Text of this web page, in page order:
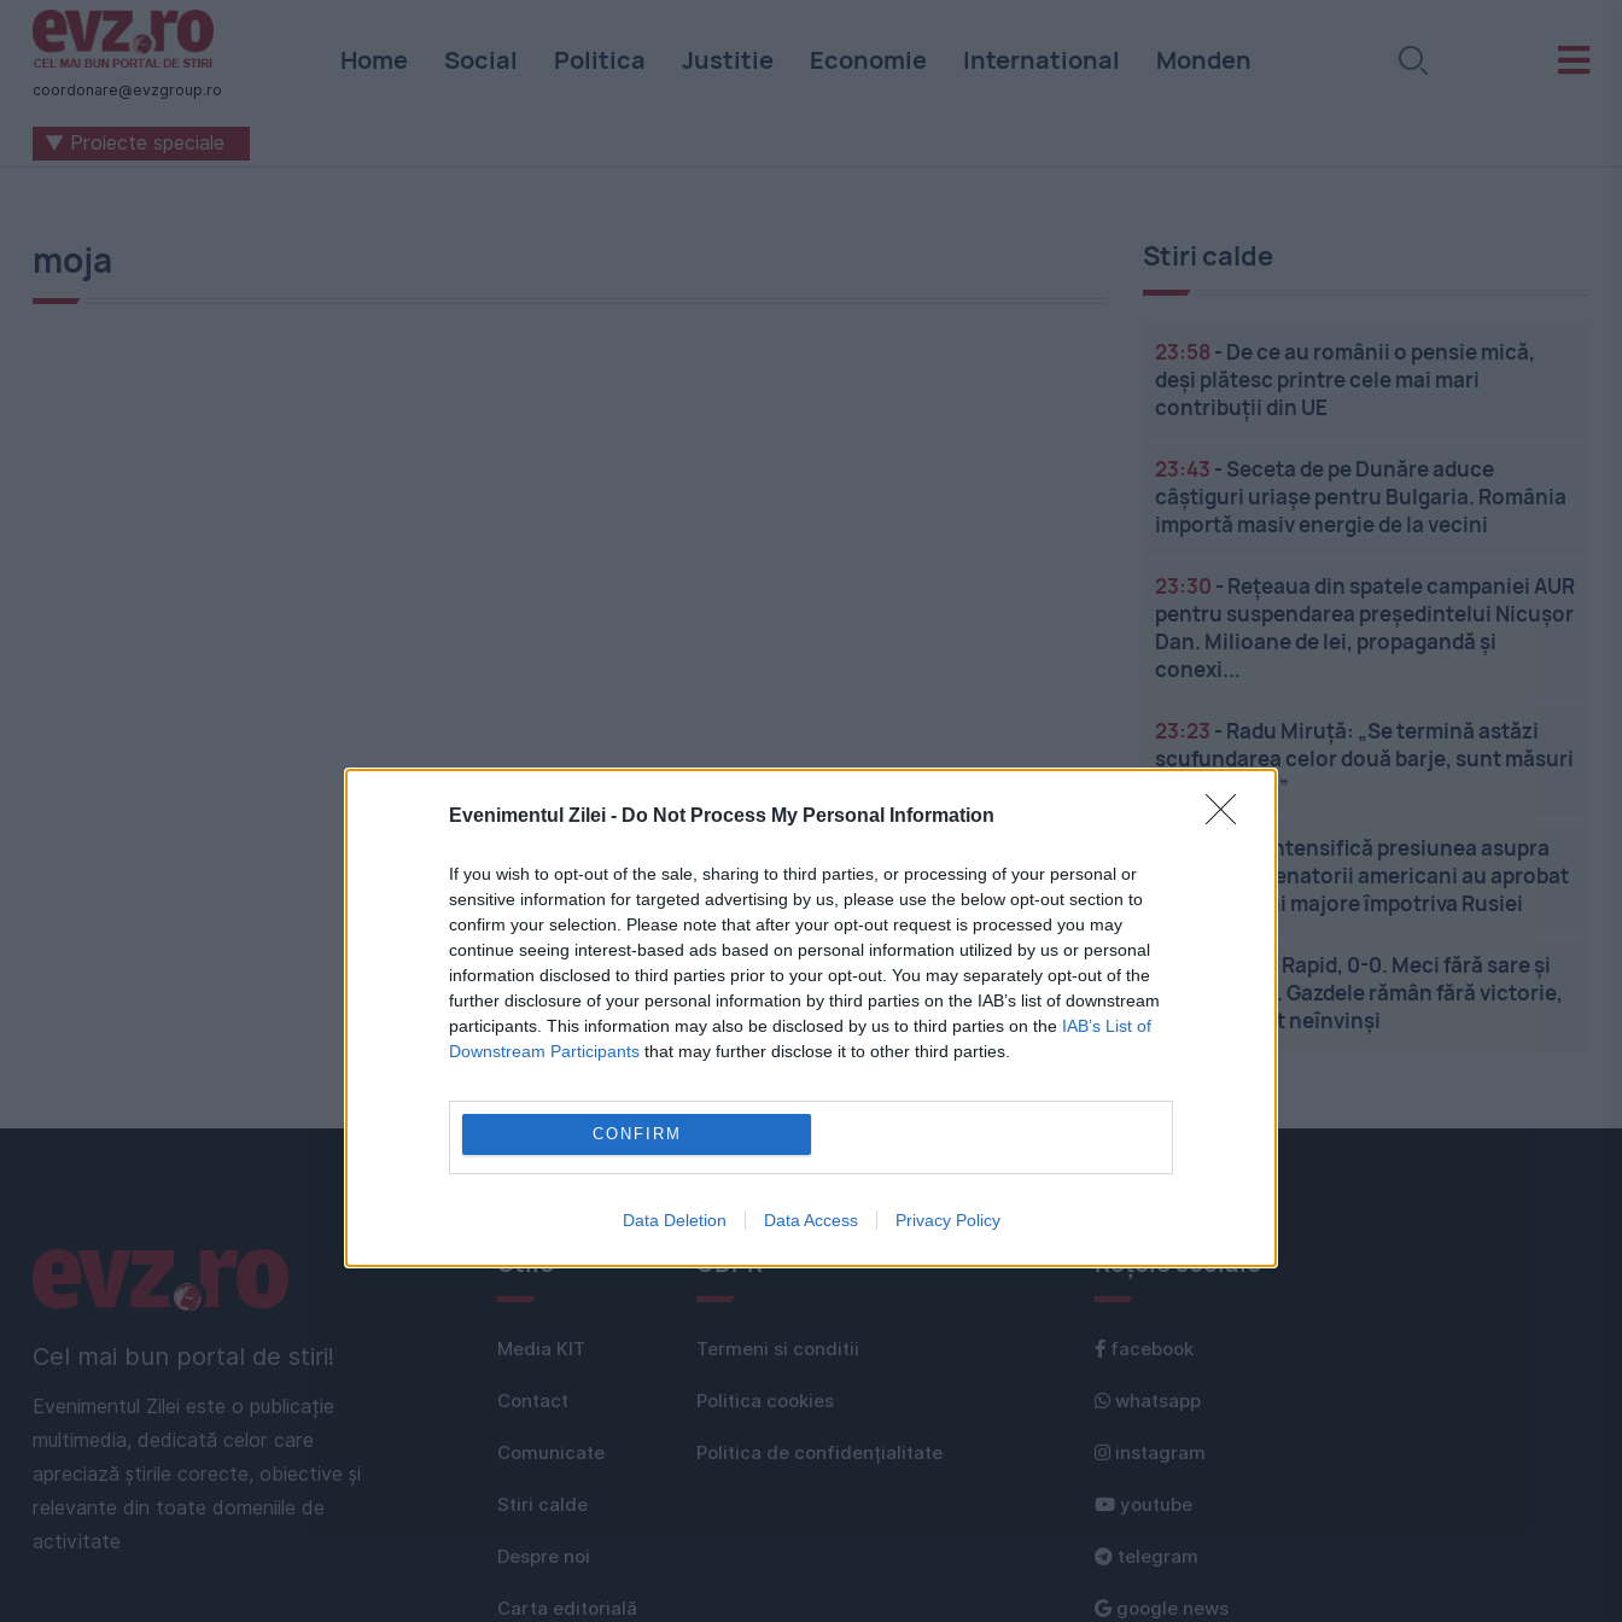
Evenimentul Zilei - Do Not Process My Personal Information
If you wish to opt-out of the sale, sharing to third parties, or processing of your personal or
sensitive information for targeted advertising by us, please use the below opt-out section to
confirm your selection. Please note that after your opt-out request is processed you may
continue seeing interest-based ads based on personal information utilized by us or personal
information disclosed to third parties prior to your opt-out. You may separately opt-out of the
further disclosure of your personal information by third parties on the IAB’s list of downstream
participants. This information may also be disclosed by us to third parties on the IAB’s List of
Downstream Participants that may further disclose it to other third parties.
CONFIRM
Data Deletion Data Access Privacy Policy
Știri
naționale
internaționale
România
-
coordonare@evzgroup.ro
Home Social Politica Justitie Economie International Monden
▼ Proiecte speciale
moja Stiri calde
23:58 - De ce au românii o pensie mică,
deși plătesc printre cele mai mari
contribuții din UE
23:43 - Seceta de pe Dunăre aduce
câștiguri uriașe pentru Bulgaria. România
importă masiv energie de la vecini
23:30 - Rețeaua din spatele campaniei AUR
pentru suspendarea președintelui Nicușor
Dan. Milioane de lei, propagandă și
conexi...
23:23 - Radu Miruță: „Se termină astăzi
scufundarea celor două barje, sunt măsuri
de siguranţă”
SUA intensifică presiunea asupra
Moscovei. Senatorii americani au aprobat
noi sancțiuni majore împotriva Rusiei
UTA - Rapid, 0-0. Meci fără sare și
piper la Arad. Gazdele rămân fără victorie,
oaspeții sunt neînvinși
Cel mai bun portal de stiri!
Evenimentul Zilei este o publicație
multimedia, dedicată celor care
apreciază știrile corecte, obiective și
relevante din toate domeniile de
activitate
Linkuri utile Utile
Media KIT
Contact
Comunicate
Stiri calde
Despre noi
Carta editorială
GDPR
Termeni si conditii
Politica cookies
Politica de confidențialitate
Rețele sociale
facebook
whatsapp
instagram
youtube
telegram
google news